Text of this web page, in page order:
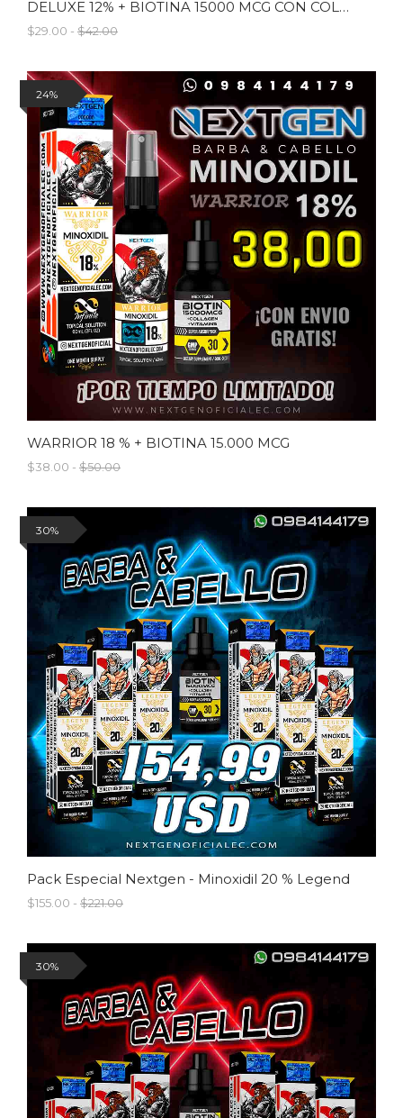
DELUXE 12% + BIOTINA 15000 MCG CON COLAGENO
$29.00 - $42.00
24%
WARRIOR 18 % + BIOTINA 15.000 MCG
$38.00 - $50.00
30%
Pack Especial Nextgen - Minoxidil 20 % Legend
$155.00 - $221.00
30%